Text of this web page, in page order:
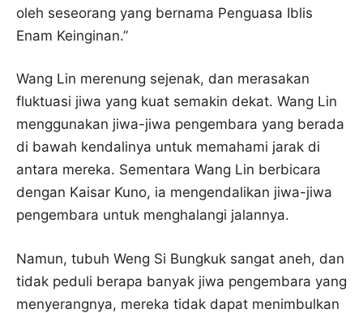
oleh seseorang yang bernama Penguasa Iblis
Enam Keinginan.”
Wang Lin merenung sejenak, dan merasakan
fluktuasi jiwa yang kuat semakin dekat. Wang Lin
menggunakan jiwa-jiwa pengembara yang berada
di bawah kendalinya untuk memahami jarak di
antara mereka. Sementara Wang Lin berbicara
dengan Kaisar Kuno, ia mengendalikan jiwa-jiwa
pengembara untuk menghalangi jalannya.
Namun, tubuh Weng Si Bungkuk sangat aneh, dan
tidak peduli berapa banyak jiwa pengembara yang
menyerangnya, mereka tidak dapat menimbulkan